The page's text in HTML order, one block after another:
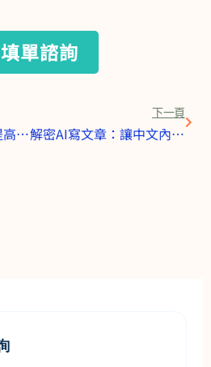
填單諮詢
如何利用文章產生器提高SEO排名，吸引更多目標受眾？
下一頁
解密AI寫文章：讓中文內容創作變得更簡單高效
下一